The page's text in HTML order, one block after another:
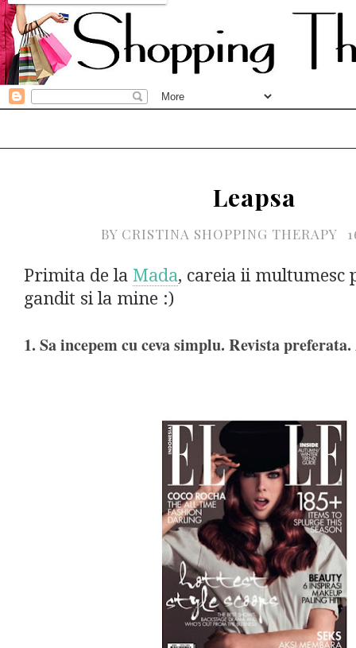
Leapsa
BY CRISTINA SHOPPING THERAPY
Primita de la Mada, careia ii multumesc
gandit si la mine :)
1. Sa incepem cu ceva simplu. Revista